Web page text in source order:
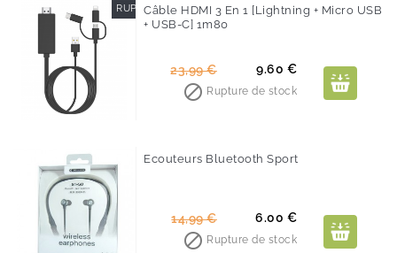
RUPTURE DE STOCK
Câble HDMI 3 En 1 [Lightning + Micro USB
+ USB-C] 1m80
Prix
de
23,99 €Prix 9.60 €
 Rupture de stock
Ecouteurs Bluetooth Sport
Prix
de
14,99 €Prix 6.00 €
 Rupture de stock